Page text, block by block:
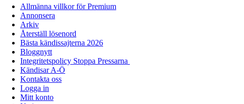
Allmänna villkor för Premium
Annonsera
Arkiv
Återställ lösenord
Bästa kändissajterna 2026
Bloggnytt
Integritetspolicy Stoppa Pressarna
Kändisar A-Ö
Kontakta oss
Logga in
Mitt konto